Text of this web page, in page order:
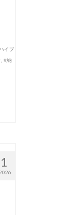
イブ
,#納